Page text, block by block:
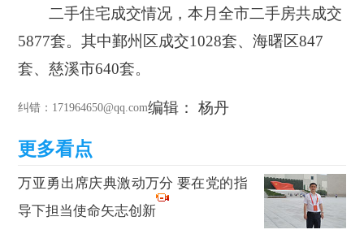
二手住宅成交情况，本月全市二手房共成交
5877套。其中鄞州区成交1028套、海曙区847
套、慈溪市640套。
纠错 ：171964650@qq.com编辑： 杨丹
万亚勇出席庆典激动万分 要在党的指
导下担当使命矢志创新